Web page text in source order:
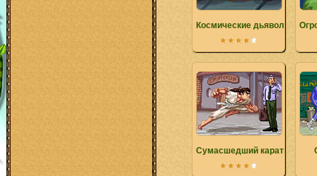
Космические дьяволы
Сумасшедший каратист